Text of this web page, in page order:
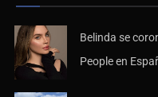
Belinda se
People en